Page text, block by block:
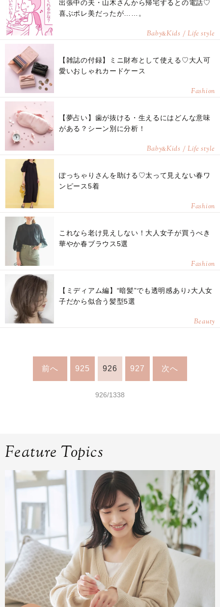
出張中の夫・山木さんから帰宅するとの電話♡
喜ぶポレ美だったが……。
Baby&Kids / Life style
【雑誌の付録】ミニ財布として使える♡大人可
愛いおしゃれカードケース
Fashion
【夢占い】歯が抜ける・生えるにはどんな意味
がある？シーン別に分析！
Baby&Kids / Life style
ぽっちゃりさんを助ける♡太って見えない春ワ
ンピース5着
Fashion
これなら老け見えしない！大人女子が買うべき
華やか春ブラウス5選
Fashion
【ミディアム編】“暗髪”でも透明感あり♪大人女
子だから似合う髪型5選
Beauty
前へ 925 926 927 次へ
926/1338
Feature Topics